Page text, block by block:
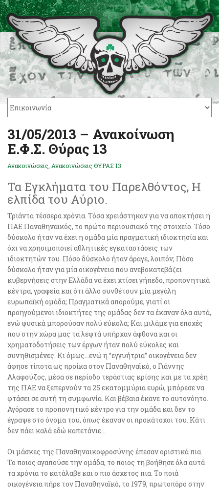
31/05/2013 – Ανακοίνωση
Ε.Φ.Σ. Θύρας 13
Ανακοινώσεις Ανακοινώσεις ΘΥΡΑΣ 13
Τα Εγκλήματα του Παρελθόντος, Η
ελπίδα του Αύριο.
Τριάντα τέσσερα χρόνια. Τόσα χρειάστηκαν για να αποκτήσει η
ΠΑΕ Παναθηναϊκός, το πρώτο περιουσιακό της στοιχείο. Τόσο
δύσκολο ήταν να έχει η ομάδα μία πραγματική ιδιοκτησία και
όχι να χρησιμοποιεί αθλητικές εγκαταστάσεις των
ιδιοκτητών του. Πόσο δύσκολο ήταν άραγε, λοιπόν; Πόσο
δύσκολο ήταν για μία οικογένεια που ανεβοκατεβάζει
κυβερνήσεις στην Ελλάδα να έχει χτίσει γήπεδο, προπονητικά
κέντρα, γραφεία και ότι άλλο συνθέτουν μία μεγάλη
ευρωπαϊκή ομάδα; Πραγματικά απορούμε, γιατί οι
προηγούμενοι ιδιοκτήτες της ομάδας δεν τα έκαναν όλα αυτά,
ενώ φυσικά μπορούσαν πολύ εύκολα; Και μιλάμε για εποχές
που στην χώρα μας τα λεφτά υπήρχαν άφθονα και οι
χρηματοδοτήσεις των έργων ήταν πολύ εύκολες και
συνηθισμένες. Κι όμως…ενώ η ‘’εγγυήτρια’’ οικογένεια δεν
άφησε τίποτα ως προίκα στον Παναθηναϊκό, ο Γιάννης
Αλαφούζος, μέσα σε περίοδο τεράστιας κρίσης και με τα χρέη
της ΠΑΕ να ξεπερνούν τα 25 εκατομμύρια ευρώ, μπόρεσε να
φτάσει σε αυτή τη συμφωνία. Και βέβαια έκανε το αυτονόητο.
Αγόρασε το προπονητικό κέντρο για την ομάδα και δεν το
έγραψε στο όνομα του, όπως έκαναν οι προκάτοχοι του. Κάτι
δεν πάει καλά εδώ καπετάνιε…
Οι μάσκες της Παναθηναικοφροσύνης έπεσαν οριστικά πια.
Το ποιος αγαπούσε την ομάδα, το ποιος τη βοήθησε όλα αυτά
τα χρόνια το κατάλαβε και ο πιο άσχετος πια. Το ποιά
οικογένεια πήρε τον Παναθηναϊκό, το 1979, πρωτοπόρο στην